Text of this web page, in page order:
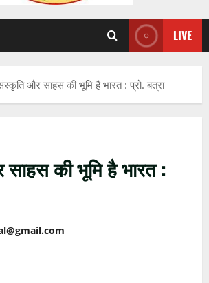
LIVE
और साहस की भूमि है भारत : प्रो. बत्रा
की भूमि है भारत :